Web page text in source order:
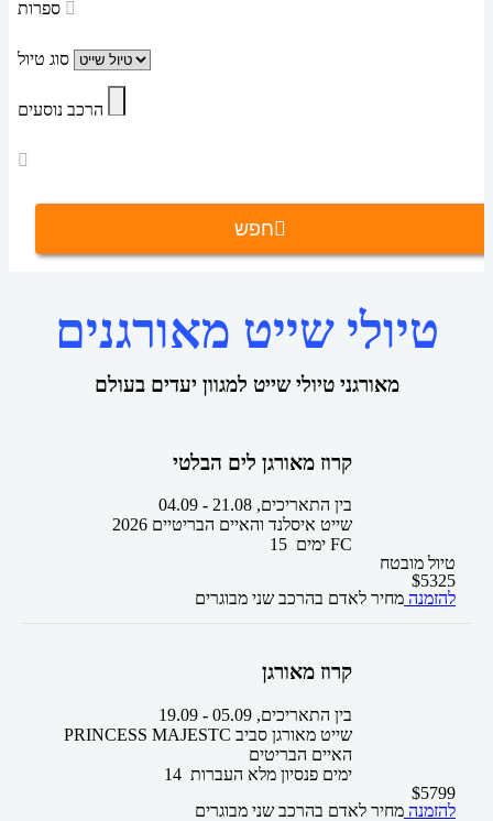
סוג טיול
הרכב נוסעים
חפש
טיולי שייט מאורגנים
מאורגני טיולי שייט למגוון יעדים בעולם
קרוז מאורגן לים הבלטי
בין התאריכים, -
04.09
שייט איסלנד והאיים הבריטיים 2026
FC
טיול מובטח
$5325
להזמנה מחיר לאדם בהרכב שני מבוגרים
קרוז מאורגן
בין התאריכים, -
19.09
PRINCESS MAJESTC שייט מאורגן סביב
האיים הבריטים
14 ימים פנסיון מלא העברות
$5799
להזמנה מחיר לאדם בהרכב שני מבוגרים